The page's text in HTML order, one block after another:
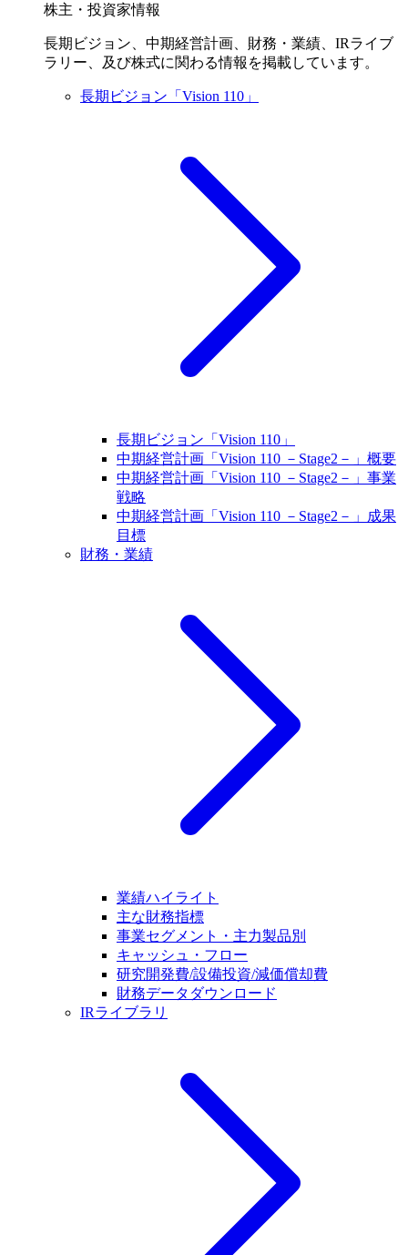
株主・投資家情報
長期ビジョン、中期経営計画、財務・業績、IRライブ
ラリー、及び株式に関わる情報を掲載しています。
長期ビジョン「Vision 110」
長期ビジョン「Vision 110」
中期経営計画「Vision 110 －Stage2－」概要
中期経営計画「Vision 110 －Stage2－」事業
戦略
中期経営計画「Vision 110 －Stage2－」成果
目標
財務・業績
業績ハイライト
主な財務指標
事業セグメント・主力製品別
キャッシュ・フロー
研究開発費/設備投資/減価償却費
財務データダウンロード
IRライブラリ